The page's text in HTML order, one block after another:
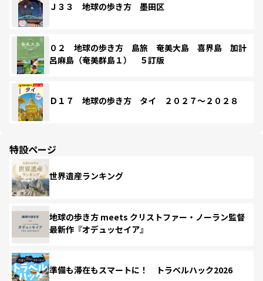
Ｊ３３ 地球の歩き方 墨田区
０２ 地球の歩き方 島旅 奄美大島 喜界島 加計
呂麻島（奄美群島１） ５訂版
Ｄ１７ 地球の歩き方 タイ ２０２７～２０２８
特設ページ
世界遺産ランキング
地球の歩き方 meets クリストファー・ノーラン監督
最新作『オデュッセイア』
準備も滞在もスマートに！ トラベルハック2026